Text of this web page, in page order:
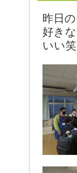
昨日
好き
いい